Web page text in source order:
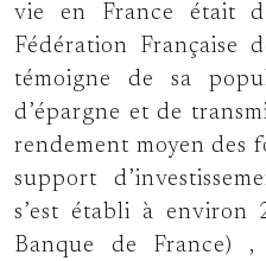
vie en France était
Fédération Française
témoigne de sa
d’épargne et de
rendement moyen des
support
s’est établi à environ
Banque de France) ,